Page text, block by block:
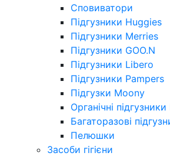
Сповиватори
Підгузники Huggies
Підгузники Merries
Підгузники GOO.N
Підгузники Libero
Підгузники Pampers
Підгузки Moony
Органічні
Багаторазові
Пелюшки
Засоби гігієни